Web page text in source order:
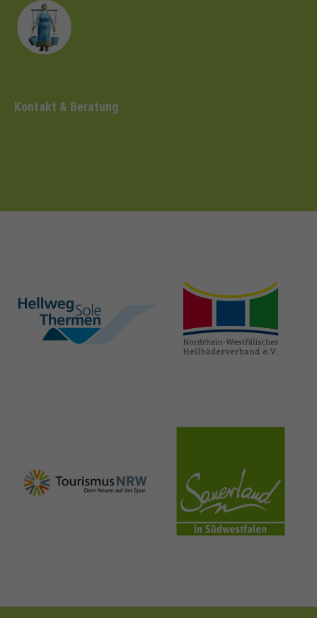
Kontakt & Beratung
hellweg-sole-
thermen.de
heilbaeder.de
nrw-
tourismus.de
sauerland.co
m